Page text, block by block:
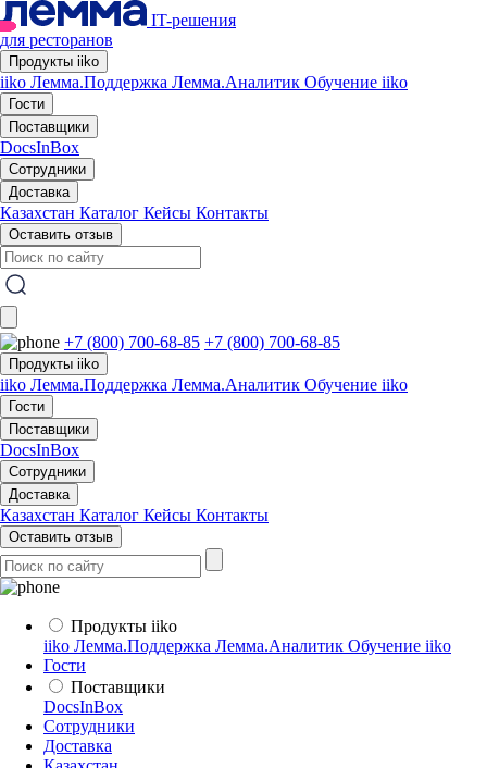
IT-решения
для ресторанов
Продукты iiko
iiko Лемма.Поддержка Лемма.Аналитик Обучение iiko
Гости
Поставщики
DocsInBox
Сотрудники
Доставка
Казахстан Каталог Кейсы Контакты
Оставить отзыв
+7 (800) 700-68-85 +7 (800) 700-68-85
Продукты iiko
iiko Лемма.Поддержка Лемма.Аналитик Обучение iiko
Гости
Поставщики
DocsInBox
Сотрудники
Доставка
Казахстан Каталог Кейсы Контакты
Оставить отзыв
Продукты iiko
iiko Лемма.Поддержка Лемма.Аналитик Обучение iiko
Гости
Поставщики
DocsInBox
Сотрудники
Доставка